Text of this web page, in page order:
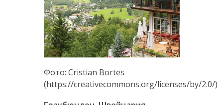
Фото: Cristian Bortes
(https://creativecommons.org/licenses/by/2.0/)